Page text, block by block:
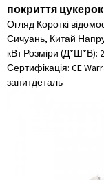
покриття
Огляд Короткі
Сичуань, Китай
кВт Розміри (Д*Ш*В):
Сертифікація: CE
запитдеталь